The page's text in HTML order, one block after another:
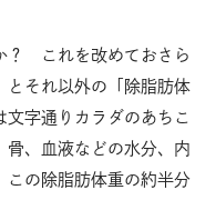
？ これを改めておさら
とそれ以外の「除脂肪体
字通りカラダのあちこ
骨、血液などの水分、内
この除脂肪体重の約半分